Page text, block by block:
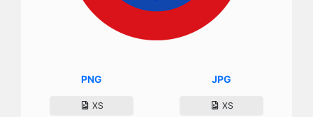
PNG
XS
JPG
XS